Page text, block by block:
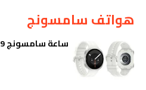
هواتف سامسونج
ساعة سامسونج Galaxy Watch 9 الذكية